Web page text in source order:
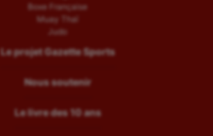
Boxe Française
Muay Thaï
Judo
Le projet Gazette Sports
Nous soutenir
Le livre des 10 ans